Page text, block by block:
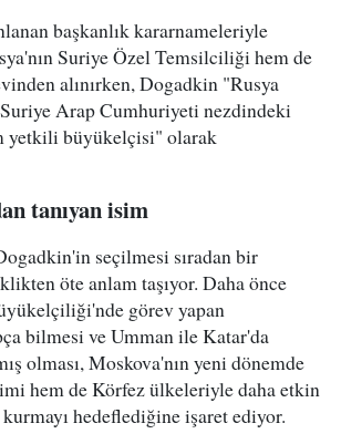
başkanlık kararnameleriyle
Suriye Özel Temsilciliği hem de
alınırken, Dogadkin "Rusya
Arap Cumhuriyeti nezdindeki
yetkili büyükelçisi" olarak
tanıyan isim
seçilmesi sıradan bir
öte anlam taşıyor. Daha önce
görev yapan
bilmesi ve Umman ile Katar'da
olması, Moskova'nın yeni dönemde
hem de Körfez ülkeleriyle daha etkin
hedeflediğine işaret ediyor.